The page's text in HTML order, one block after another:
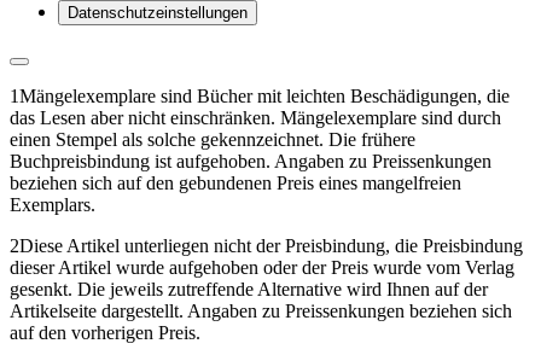
Datenschutzeinstellungen
1Mängelexemplare sind Bücher mit leichten Beschädigungen, die
das Lesen aber nicht einschränken. Mängelexemplare sind durch
einen Stempel als solche gekennzeichnet. Die frühere
Buchpreisbindung ist aufgehoben. Angaben zu Preissenkungen
beziehen sich auf den gebundenen Preis eines mangelfreien
Exemplars.
2Diese Artikel unterliegen nicht der Preisbindung, die Preisbindung
dieser Artikel wurde aufgehoben oder der Preis wurde vom Verlag
gesenkt. Die jeweils zutreffende Alternative wird Ihnen auf der
Artikelseite dargestellt. Angaben zu Preissenkungen beziehen sich
auf den vorherigen Preis.